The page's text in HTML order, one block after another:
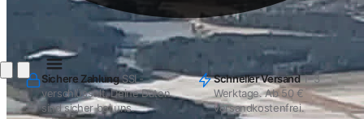
Sichere Zahlung SSL-
verschlüsselt. Deine Daten
sind sicher bei uns.
Schneller Versand 1–3
Werktage. Ab 50 €
versandkostenfrei.